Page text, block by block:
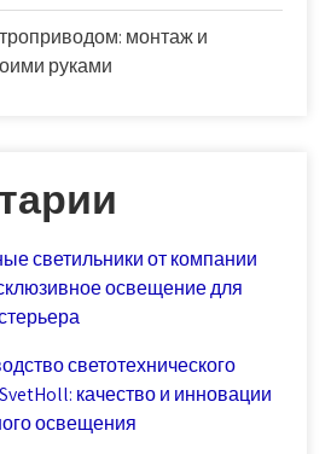
монтаж и
руками
светильники от компании
освещение для
светотехнического
качество и инновации
освещения